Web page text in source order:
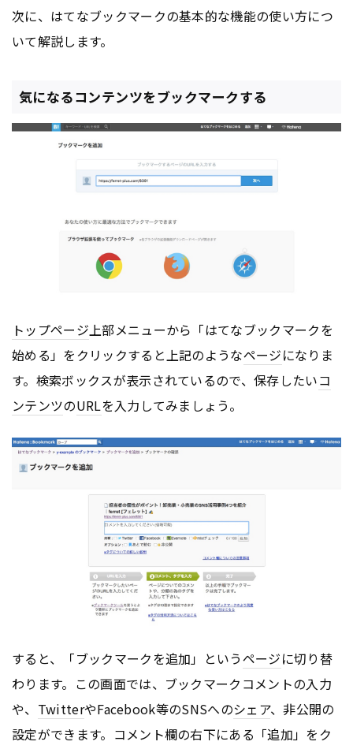
次に、はてなブックマークの基本的な機能の使い方につ
いて解説します。
気になるコンテンツをブックマークする
トップページ上部メニューから「はてなブックマークを
始める」をクリックすると上記のようなページになりま
す。検索ボックスが表示されているので、保存したいコ
ンテンツのURLを入力してみましょう。
すると、「ブックマークを追加」というページに切り替
わります。この画面では、ブックマークコメントの入力
や、 TwitterやFacebook等のSNSへのシェア、非公開の
設定ができます。コメント欄の右下にある「追加」をク